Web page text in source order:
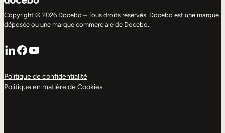
Copyright © 2026 Docebo – Tous droits réservés. Docebo est une marque
déposée ou une marque commerciale de Docebo.
LinkedIn
Facebook
YouTube
Politique de confidentialité
Politique en matière de Cookies